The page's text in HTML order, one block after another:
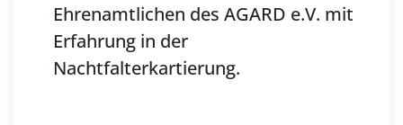
Ehrenamtlichen des AGARD e.V. mit
Erfahrung in der
Nachtfalterkartierung.